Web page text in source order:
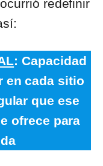
redefinir
: Capacidad
en cada sitio
que ese
ofrece para